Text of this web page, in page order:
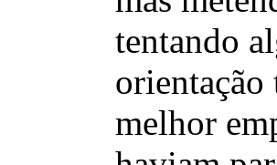
tentando
orientação
melhor